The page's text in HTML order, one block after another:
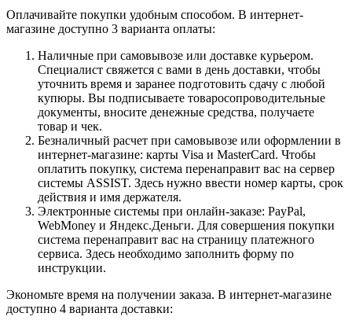
Оплачивайте покупки удобным способом. В интернет-
магазине доступно 3 варианта оплаты:
Наличные при самовывозе или доставке курьером.
Специалист свяжется с вами в день доставки, чтобы
уточнить время и заранее подготовить сдачу с любой
купюры. Вы подписываете товаросопроводительные
документы, вносите денежные средства, получаете
товар и чек.
Безналичный расчет при самовывозе или оформлении в
интернет-магазине: карты Visa и MasterCard. Чтобы
оплатить покупку, система перенаправит вас на сервер
системы ASSIST. Здесь нужно ввести номер карты, срок
действия и имя держателя.
Электронные системы при онлайн-заказе: PayPal,
WebMoney и Яндекс.Деньги. Для совершения покупки
система перенаправит вас на страницу платежного
сервиса. Здесь необходимо заполнить форму по
инструкции.
Экономьте время на получении заказа. В интернет-магазине
доступно 4 варианта доставки: